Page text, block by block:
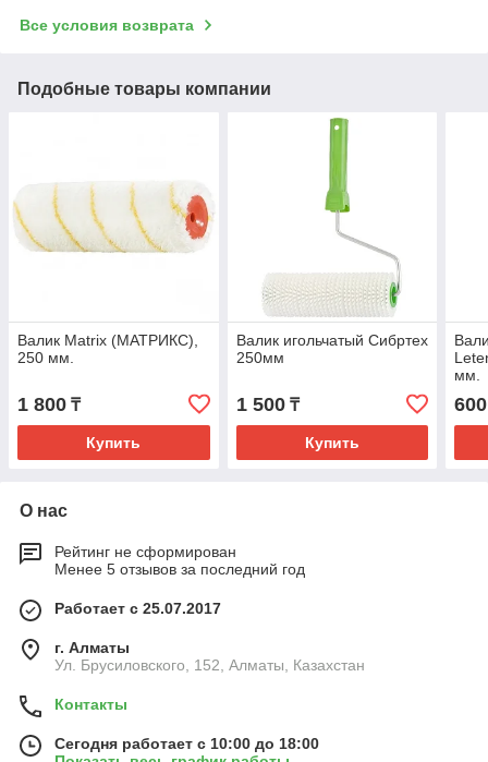
Все условия возврата
Подобные товары компании
Валик Matrix (МАТРИКС),
250 мм.
1 800 ₸
Купить
Валик игольчатый Сибртех
250мм
1 500₸
Купить
мм.
600
О нас
Рейтинг не сформирован
Менее 5 отзывов за последний год
Работает с 25.07.2017
г. Алматы
Ул. Брусиловского, 152, Алматы, Казахстан
Контакты
Сегодня работает с 10:00 до 18:00